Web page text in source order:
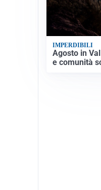
IMPERDIBILI
Agosto in
e comunità